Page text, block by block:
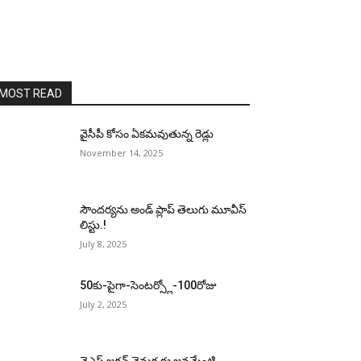
MOST READ
వైసీపీ కోసం ఏక‌మ‌వుతున్న రెడ్లు
November 14, 2025
సౌందర్యను అండ్‌ ప్లాప్‌ తెలుగు మూవీస్‌
లిస్టు.!
July 8, 2025
50కు-పైగా-సెంటర్స్లో-100రోజు
July 2, 2025